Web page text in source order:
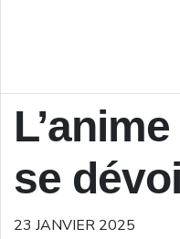
se
23 JANVIER 2025